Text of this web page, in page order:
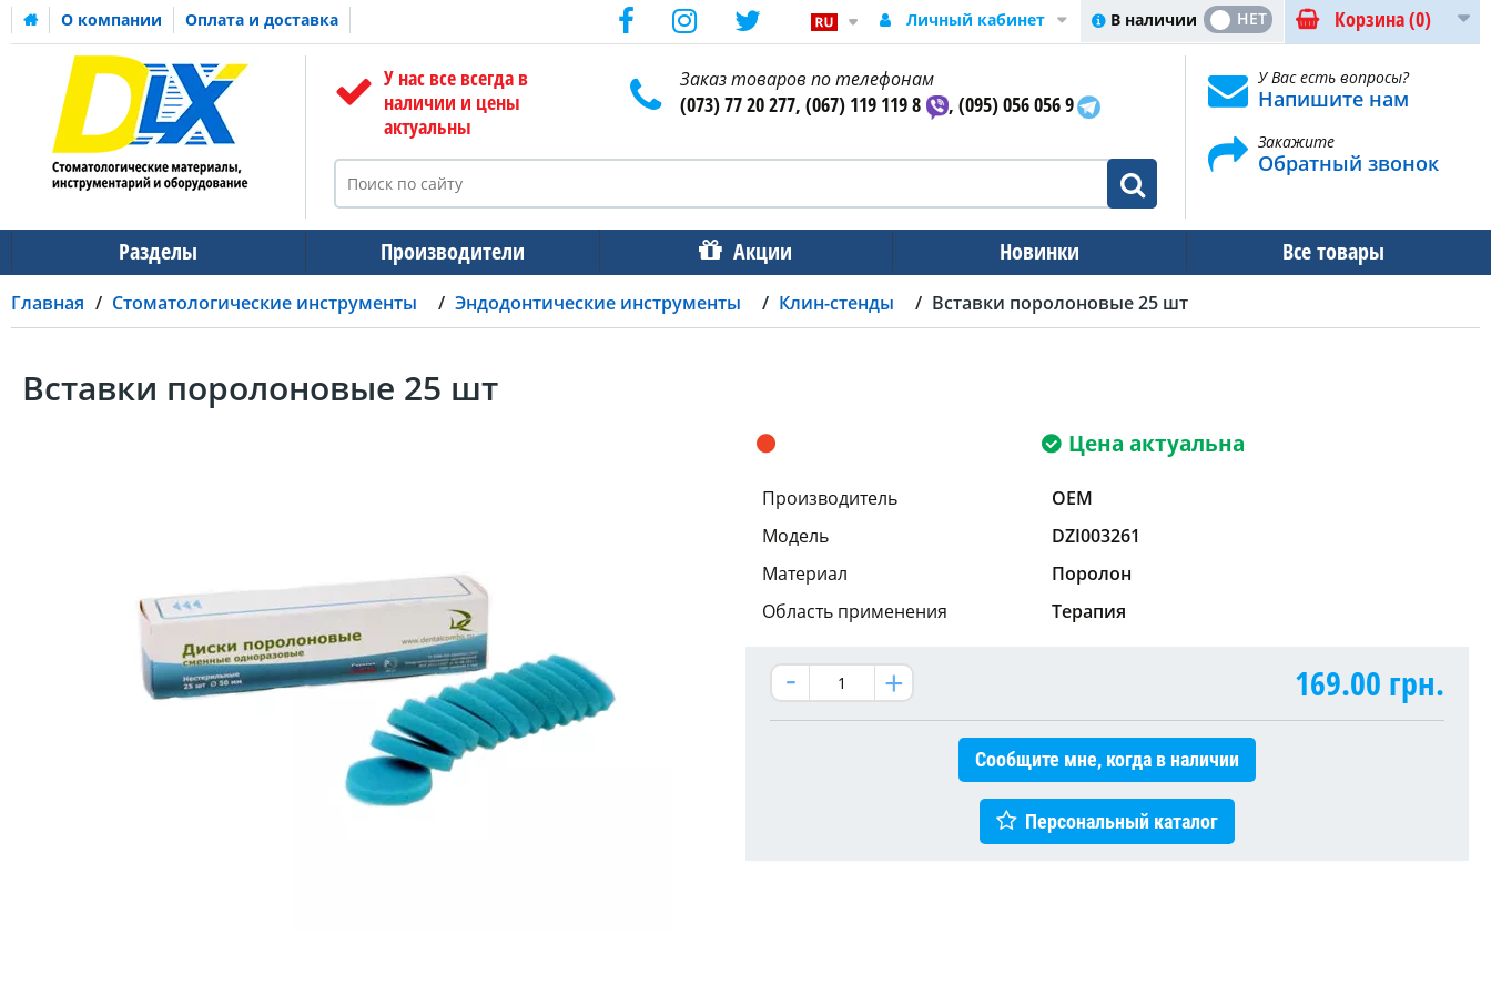
О компании Оплата и доставка Корзина(0)
В наличии
ДА НЕТ
Личный кабинет
У нас все всегда в
наличии и цены
актуальны
Заказ товаров по телефонам
(073) 77 20 277, (067) 119 119 8 , (095) 056 056 9
У Вас есть вопросы?
Напишите нам
Закажите
Обратный звонок
Разделы Производители Акции Новинки Все товары
Главная Стоматологические инструменты Эндодонтические инструменты Клин-стенды Вставки поролоновые 25 шт
Вставки поролоновые 25 шт
Цена актуальна
Производитель
OEM
Модель
DZI003261
Материал
Поролон
Область применения
Терапия
169.00 грн.
Сообщите мне, когда в наличии
Персональный каталог